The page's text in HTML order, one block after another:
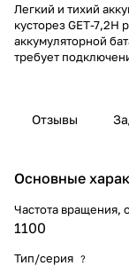
Легкий и тихий
кусторез GET-7,2H
аккумуляторной
требует
автономной
удлинительной
Отзывы
Основные
Частота вращения,
1100
Тип/серия ?